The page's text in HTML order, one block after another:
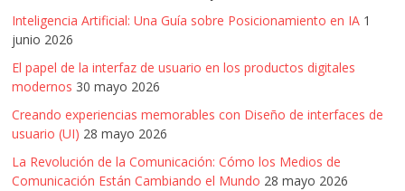
Inteligencia Artificial: Una Guía sobre Posicionamiento en IA 1
junio 2026
El papel de la interfaz de usuario en los productos digitales
modernos 30 mayo 2026
Creando experiencias memorables con Diseño de interfaces de
usuario (UI) 28 mayo 2026
La Revolución de la Comunicación: Cómo los Medios de
Comunicación Están Cambiando el Mundo 28 mayo 2026